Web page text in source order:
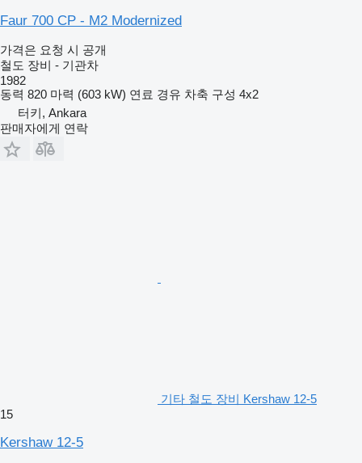
Faur 700 CP - M2 Modernized
가격은 요청 시 공개
철도 장비 - 기관차
1982
동력 820 마력 (603 kW) 연료 경유 차축 구성 4x2
터키, Ankara
판매자에게 연락
기타 철도 장비 Kershaw 12-5
15
Kershaw 12-5